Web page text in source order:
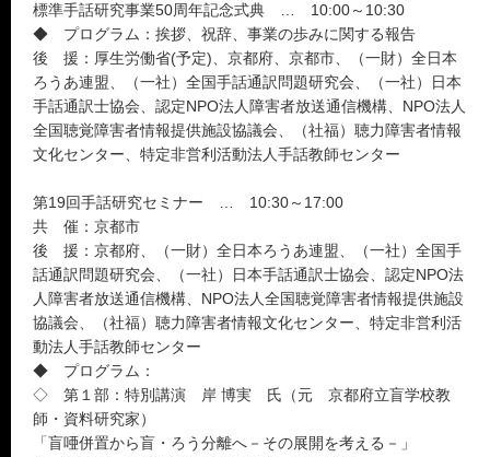
標準手話研究事業50周年記念式典 … 10:00～10:30
◆ プログラム：挨拶、祝辞、事業の歩みに関する報告
後 援：厚生労働省(予定)、京都府、京都市、（一財）全日本
ろうあ連盟、（一社）全国手話通訳問題研究会、（一社）日本
手話通訳士協会、認定NPO法人障害者放送通信機構、NPO法人
全国聴覚障害者情報提供施設協議会、（社福）聴力障害者情報
文化センター、特定非営利活動法人手話教師センター
第19回手話研究セミナー … 10:30～17:00
共 催：京都市
後 援：京都府、（一財）全日本ろうあ連盟、（一社）全国手
話通訳問題研究会、（一社）日本手話通訳士協会、認定NPO法
人障害者放送通信機構、NPO法人全国聴覚障害者情報提供施設
協議会、（社福）聴力障害者情報文化センター、特定非営利活
動法人手話教師センター
◆ プログラム：
◇ 第１部：特別講演 岸 博実 氏（元 京都府立盲学校教
師・資料研究家）
「盲唖併置から盲・ろう分離へ－その展開を考える－」